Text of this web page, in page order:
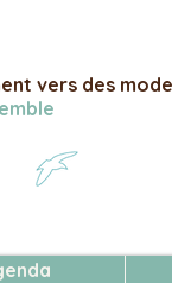
vers des